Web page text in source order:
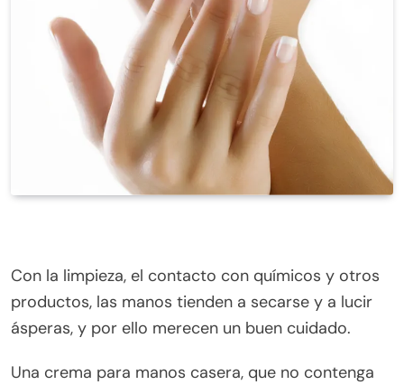
Con la limpieza, el contacto con químicos y otros
productos, las manos tienden a secarse y a lucir
ásperas, y por ello merecen un buen cuidado.
Una crema para manos casera, que no contenga